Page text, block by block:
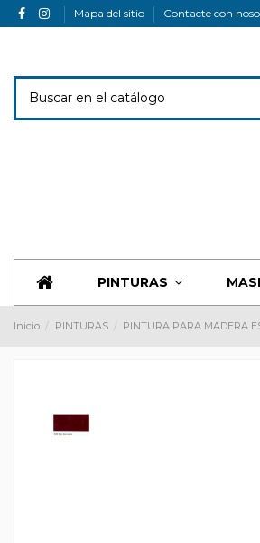
Mapa del sitio Contacte con
PINTURAS
Inicio PINTURAS PINTURA PARA MADERA